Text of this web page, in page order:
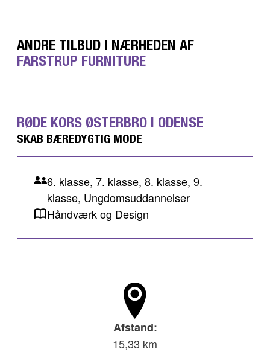
ANDRE TILBUD I NÆRHEDEN AF
FARSTRUP FURNITURE
RØDE KORS ØSTERBRO I ODENSE
SKAB BÆREDYGTIG MODE
6. klasse, 7. klasse, 8. klasse, 9.
klasse, Ungdomsuddannelser
Håndværk og Design
Afstand:
15,33 km